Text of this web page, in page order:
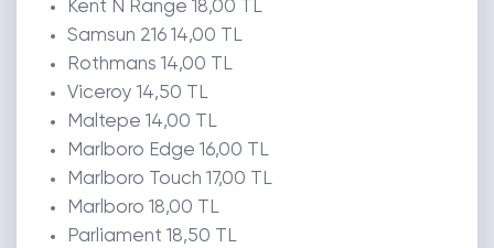
Kent N Range 18,00 TL
Samsun 216 14,00 TL
Rothmans 14,00 TL
Viceroy 14,50 TL
Maltepe 14,00 TL
Marlboro Edge 16,00 TL
Marlboro Touch 17,00 TL
Marlboro 18,00 TL
Parliament 18,50 TL